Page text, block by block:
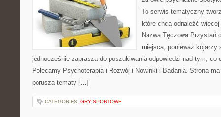
To serwis tematyczny
które chcą odnaleźć
Nazwa Tęczowa Przystań
miejsca, ponieważ kojarzy
jednocześnie zaprasza do poszukiwania odpowiedzi nad tym, co
Polecamy Psychoterapia i Rozwój i Nowinki i Badania. Strona
porusza tematy […]
CATEGORIES: GRY SPORTOWE